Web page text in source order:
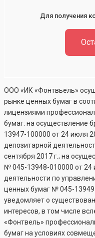
Для получения
ООО «ИК «Фонтвьель»
рынке ценных бумаг в
лицензиями
бумаг: на осуществление
13947-100000 от 24 июля
депозитарной
сентября 2017 г.; на
№045-13948-010000 от 24
деятельности по
ценных бумаг №045-
уведомляет о
интересов, в том числе
«Фонтвель»
бумаг на условиях